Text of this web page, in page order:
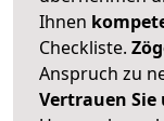
Ihnen
Checkliste.
Anspruch zu
Vertrauen Sie